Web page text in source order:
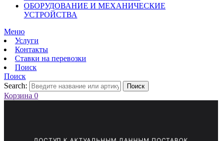
ОБОРУДОВАНИЕ И МЕХАНИЧЕСКИЕ
УСТРОЙСТВА
Меню
Услуги
Контакты
Ставки на перевозки
Поиск
Поиск
Search:
Поиск
Корзина 0